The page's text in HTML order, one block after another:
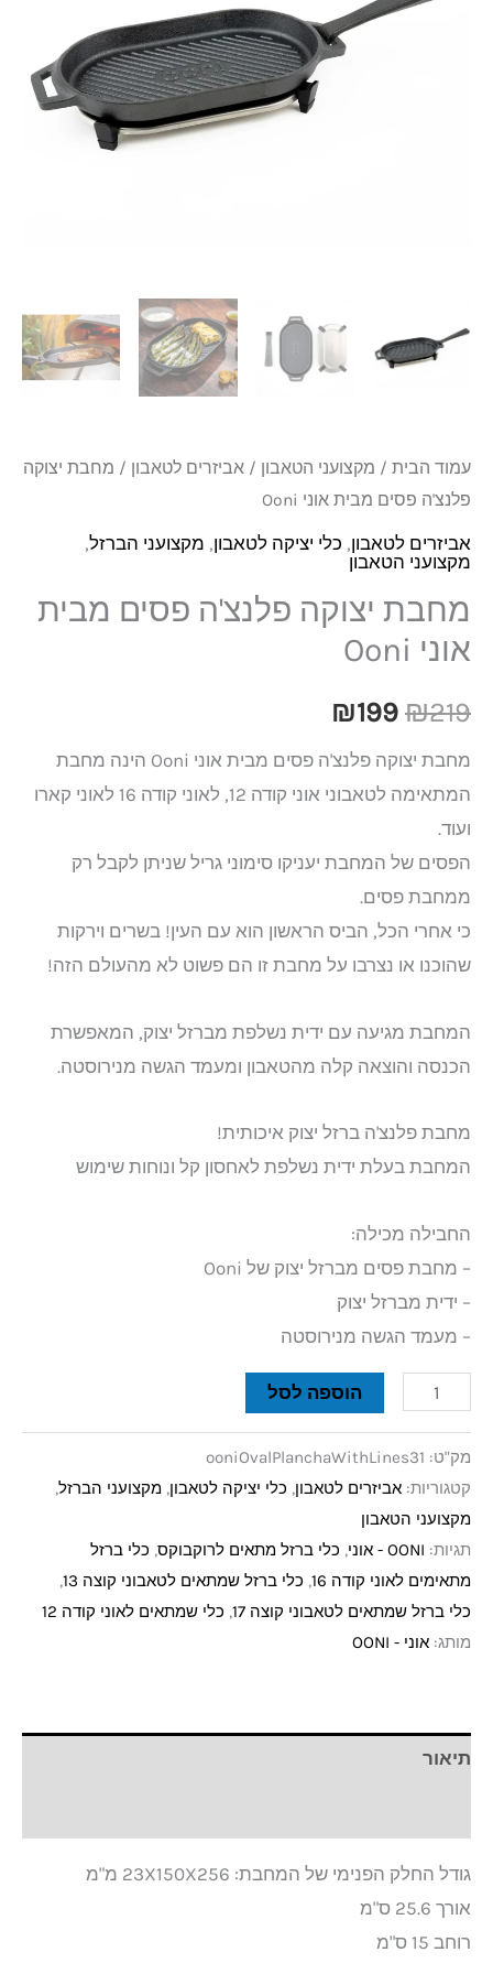
עמוד הבית / מקצועני הטאבון / אביזרים לטאבון / מחבת יצוקה
פלנצ'ה פסים מבית אוני Ooni
אביזרים לטאבון, כלי יציקה לטאבון, מקצועני הברזל,
מקצועני הטאבון
מחבת יצוקה פלנצ'ה פסים מבית
אוני Ooni
₪219
₪219.
₪199
₪199.
מחבת יצוקה פלנצ'ה פסים מבית אוני Ooni הינה מחבת
המתאימה לטאבוני אוני קודה 12, לאוני קודה 16 לאוני קארו
ועוד.
הפסים של המחבת יעניקו סימוני גריל שניתן לקבל רק
ממחבת פסים.
כי אחרי הכל, הביס הראשון הוא עם העין! בשרים וירקות
שהוכנו או נצרבו על מחבת זו הם פשוט לא מהעולם הזה!
המחבת מגיעה עם ידית נשלפת מברזל יצוק, המאפשרת
הכנסה והוצאה קלה מהטאבון ומעמד הגשה מנירוסטה.
מחבת פלנצ'ה ברזל יצוק איכותית!
המחבת בעלת ידית נשלפת לאחסון קל ונוחות שימוש
החבילה מכילה:
– מחבת פסים מברזל יצוק של Ooni
– ידית מברזל יצוק
– מעמד הגשה מנירוסטה
הוספה לסל
מק"ט: ooniOvalPlanchaWithLines31
קטגוריות: אביזרים לטאבון, כלי יציקה לטאבון, מקצועני הברזל,
מקצועני הטאבון
תגיות: OONI - אוני , כלי ברזל מתאים לרוקבוקס, כלי ברזל
מתאימים לאוני קודה 16
, כלי ברזל שמתאים לטאבוני קוצה 13
,
כלי ברזל שמתאים לטאבוני קוצה 17
, כלי שמתאים לאוני קודה 12
מותג: אוני - OONI
תיאור
גודל החלק הפנימי של המחבת: 23X150X256 מ"מ
אורך 25.6 ס"מ
רוחב 15 ס"מ